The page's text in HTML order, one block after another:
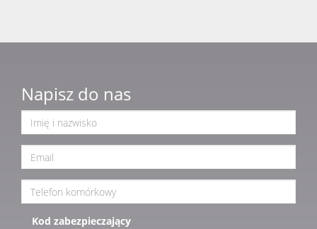
Napisz do nas
Kod zabezpieczający